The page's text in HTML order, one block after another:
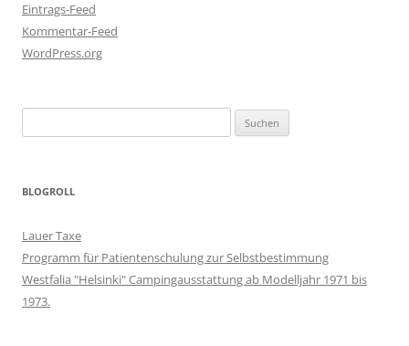
Eintrags-Feed
Kommentar-Feed
WordPress.org
nach:
BLOGROLL
Lauer Taxe
Programm für Patientenschulung zur Selbstbestimmung
Westfalia "Helsinki" Campingausstattung ab Modelljahr 1971 bis
1973.